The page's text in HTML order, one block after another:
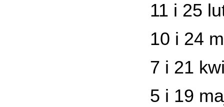
11 i 25
10 i 24
7 i 21
5 i 19